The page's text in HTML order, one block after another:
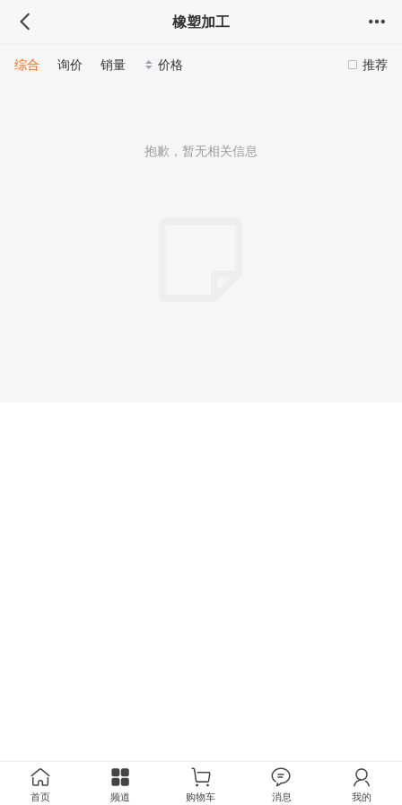
橡塑加工
推荐
综合 询价 销量 价格
抱歉，暂无相关信息
首页 频道 购物车 消息 我的